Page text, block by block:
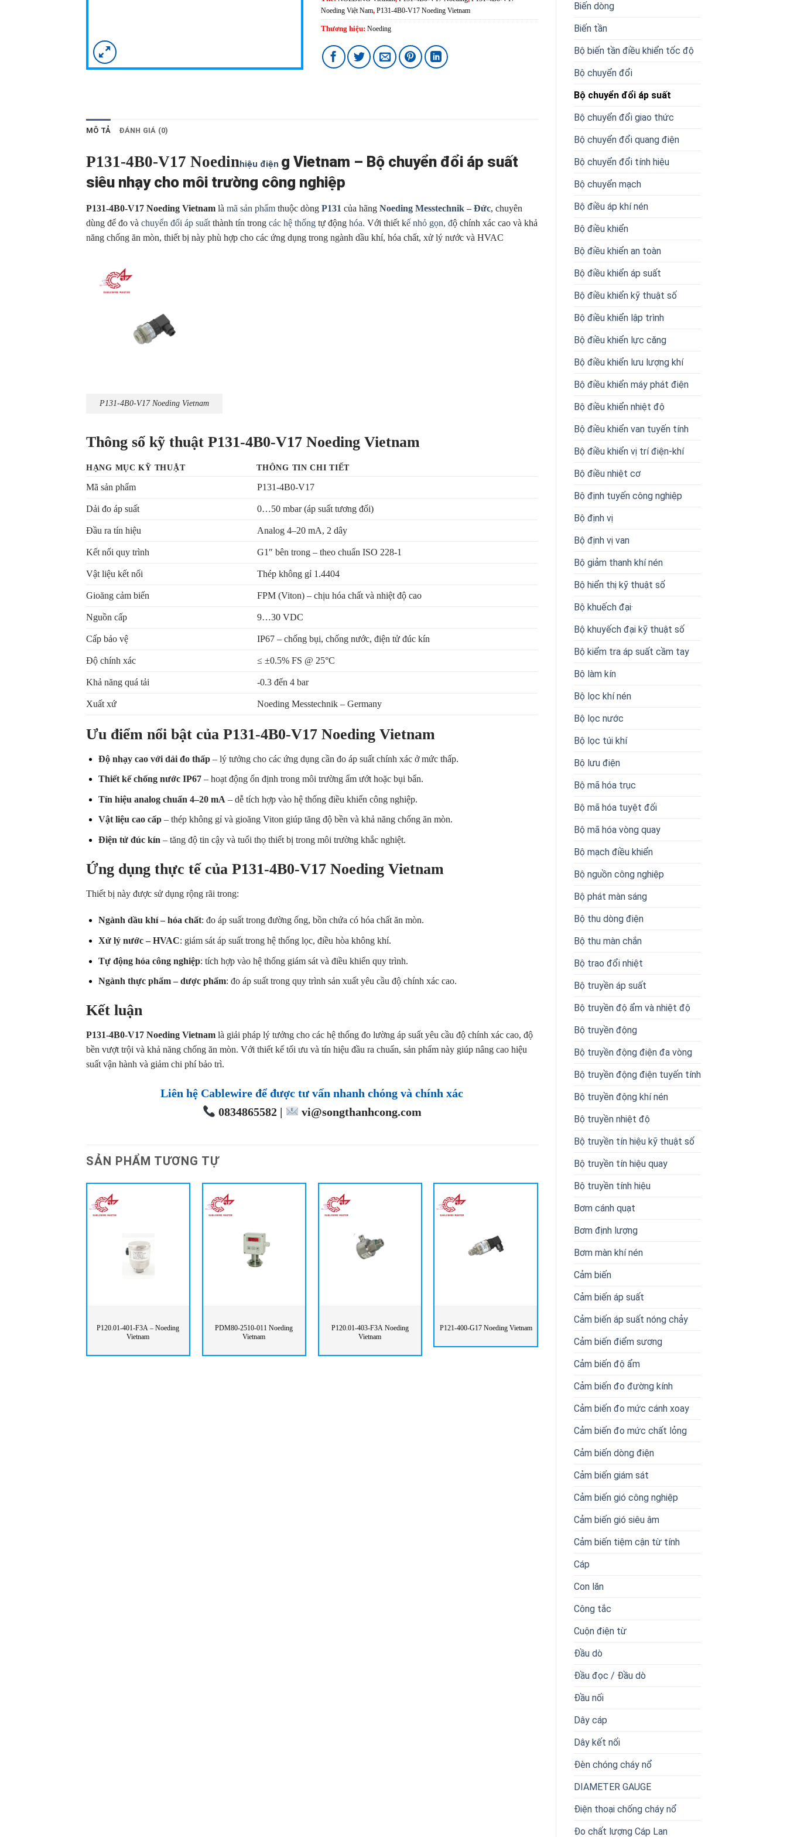
Biến dòng
Biến tần
Bộ biến tần điều khiển tốc độ
Bộ chuyển đổi
Bộ chuyển đổi áp suất
Bộ chuyển đổi giao thức
Bộ chuyển đổi quang điện
Bộ chuyển đổi tính hiệu
Bộ chuyển mạch
Bộ điều áp khí nén
Bộ điều khiển
Bộ điều khiển an toàn
Bộ điều khiển áp suất
Bộ điều khiển kỹ thuật số
Bộ điều khiển lập trình
Bộ điều khiển lực căng
Bộ điều khiển lưu lượng khí
Bộ điều khiển máy phát điện
Bộ điều khiển nhiệt độ
Bộ điều khiển van tuyến tính
Bộ điều khiển vị trí điện-khí
Bộ điều nhiệt cơ
Bộ định tuyến công nghiệp
Bộ định vị
Bộ định vị van
Bộ giảm thanh khí nén
Bộ hiển thị kỹ thuật số
Bộ khuếch đại·
Bộ khuyếch đại kỹ thuật số
Bộ kiểm tra áp suất cầm tay
Bộ làm kín
Bộ lọc khí nén
Bộ lọc nước
Bộ lọc túi khí
Bộ lưu điện
Bộ mã hóa trục
Bộ mã hóa tuyệt đối
Bộ mã hóa vòng quay
Bộ mạch điều khiển
Bộ nguồn công nghiệp
Bộ phát màn sáng
Bộ thu dòng điện
Bộ thu màn chắn
Bộ trao đổi nhiệt
Bộ truyền áp suất
Bộ truyền độ ẩm và nhiệt độ
Bộ truyền động
Bộ truyền động điện đa vòng
Bộ truyền động điện tuyến tính
Bộ truyền động khí nén
Bộ truyền nhiệt độ
Bộ truyền tín hiệu kỹ thuật số
Bộ truyền tín hiệu quay
Bộ truyền tính hiệu
Bơm cánh quạt
Bơm định lượng
Bơm màn khí nén
Cảm biến
Cảm biến áp suất
Cảm biến áp suất nóng chảy
Cảm biến điểm sương
Cảm biến độ ẩm
Cảm biến đo đường kính
Cảm biến đo mức cánh xoay
Cảm biến đo mức chất lỏng
Cảm biến dòng điện
Cảm biến giám sát
Cảm biến gió công nghiệp
Cảm biến gió siêu âm
Cảm biến tiệm cận từ tính
Cáp
Con lăn
Công tắc
Cuộn điện từ
Đầu dò
Đầu đọc / Đầu dò
Đầu nối
Dây cáp
Dây kết nối
Đèn chóng cháy nổ
DIAMETER GAUGE
Điện thoại chống cháy nổ
Đo chất lượng Cáp Lan
Noeding Việt Nam, P131-4B0-V17 Noeding Vietnam
Thương hiệu: Noeding
MÔ TẢ ĐÁNH GIÁ (0)
P131-4B0-V17 Noedinhiệu điện g Vietnam – Bộ chuyển đổi áp suất
siêu nhạy cho môi trường công nghiệp
P131-4B0-V17 Noeding Vietnam là mã sản phẩm thuộc dòng P131 của hãng Noeding Messtechnik – Đức, chuyên
dùng để đo và chuyển đổi áp suất thành tín trong các hệ thống tự động hóa. Với thiết kế nhỏ gọn, độ chính xác cao và khả
năng chống ăn mòn, thiết bị này phù hợp cho các ứng dụng trong ngành dầu khí, hóa chất, xử lý nước và HVAC
P131-4B0-V17 Noeding Vietnam
Thông số kỹ thuật P131-4B0-V17 Noeding Vietnam
HẠNG MỤC KỸ THUẬT THÔNG TIN CHI TIẾT
Mã sản phẩm P131-4B0-V17
Dải đo áp suất 0…50 mbar (áp suất tương đối)
Đầu ra tín hiệu Analog 4–20 mA, 2 dây
Kết nối quy trình G1″ bên trong – theo chuẩn ISO 228-1
Vật liệu kết nối Thép không gỉ 1.4404
Gioăng cảm biến FPM (Viton) – chịu hóa chất và nhiệt độ cao
Nguồn cấp 9…30 VDC
Cấp bảo vệ IP67 – chống bụi, chống nước, điện tử đúc kín
Độ chính xác ≤ ±0.5% FS @ 25°C
Khả năng quá tải -0.3 đến 4 bar
Xuất xứ Noeding Messtechnik – Germany
Ưu điểm nổi bật của P131-4B0-V17 Noeding Vietnam
Độ nhạy cao với dải đo thấp– lý tưởng cho các ứng dụng cần đo áp suất chính xác ở mức thấp.
Thiết kế chống nước IP67– hoạt động ổn định trong môi trường ẩm ướt hoặc bụi bẩn.
Tín hiệu analog chuẩn 4–20 mA – dễ tích hợp vào hệ thống điều khiển công nghiệp.
Vật liệu cao cấp– thép không gỉ và gioăng Viton giúp tăng độ bền và khả năng chống ăn mòn.
Điện tử đúc kín – tăng độ tin cậy và tuổi thọ thiết bị trong môi trường khắc nghiệt.
Ứng dụng thực tế của P131-4B0-V17 Noeding Vietnam
Thiết bị này được sử dụng rộng rãi trong:
Ngành dầu khí – hóa chất: đo áp suất trong đường ống, bồn chứa có hóa chất ăn mòn.
Xử lý nước – HVAC: giám sát áp suất trong hệ thống lọc, điều hòa không khí.
Tự động hóa công nghiệp: tích hợp vào hệ thống giám sát và điều khiển quy trình.
Ngành thực phẩm – dược phẩm: đo áp suất trong quy trình sản xuất yêu cầu độ chính xác cao.
Kết luận
P131-4B0-V17 Noeding Vietnam là giải pháp lý tưởng cho các hệ thống đo lường áp suất yêu cầu độ chính xác cao, độ
bền vượt trội và khả năng chống ăn mòn. Với thiết kế tối ưu và tín hiệu đầu ra chuẩn, sản phẩm này giúp nâng cao hiệu
suất vận hành và giảm chi phí bảo trì.
Liên hệ Cablewire để được tư vấn nhanh chóng và chính xác
0834865582 |
vi@songthanhcong.com
SẢN PHẨM TƯƠNG TỰ
P120.01-401-F3A – Noeding
Vietnam
PDM80-2510-011 Noeding
Vietnam
P120.01-403-F3A Noeding
Vietnam
P121-400-G17 Noeding Vietnam